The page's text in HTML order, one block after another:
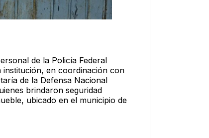
de la Policía Federal
institución, en coordinación con
de la Defensa Nacional
brindaron seguridad
ubicado en el municipio de